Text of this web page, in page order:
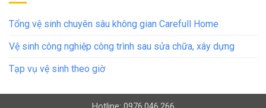
Tổng vệ sinh chuyên sâu không gian Carefull Home
Vệ sinh công nghiệp công trình sau sửa chữa, xây dựng
Tạp vụ vệ sinh theo giờ